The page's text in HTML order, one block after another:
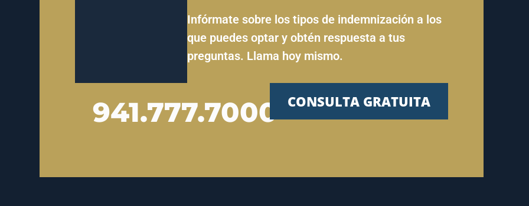
Infórmate sobre los tipos de indemnización a los
que puedes optar y obtén respuesta a tus
preguntas. Llama hoy mismo.
941.777.7000 CONSULTA GRATUITA